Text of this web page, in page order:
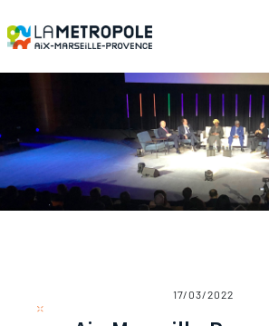
17/03/2022